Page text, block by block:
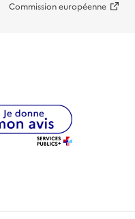
Commission européenne